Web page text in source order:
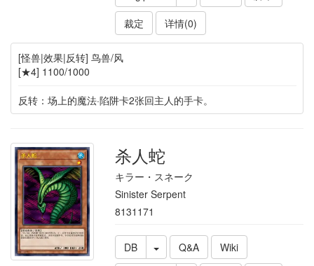
裁定
详情(0)
[怪兽|效果|反转] 鸟兽/风
[★4] 1100/1000
反转：场上的魔法·陷阱卡2张回主人的手卡。
杀人蛇
キラー・スネーク
Sinister Serpent
8131171
DB Q&A
Wiki